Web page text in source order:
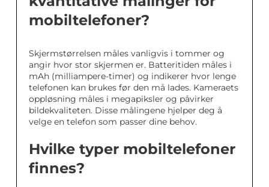
mobiltelefoner?
Skjermstørrelsen måles vanligvis i tommer og
angir hvor stor skjermen er. Batteritiden måles i
mAh (milliampere-timer) og indikerer hvor lenge
telefonen kan brukes før den må lades. Kameraets
oppløsning måles i megapiksler og påvirker
bildekvaliteten. Disse målingene hjelper deg å
velge en telefon som passer dine behov.
Hvilke typer mobiltelefoner
finnes?